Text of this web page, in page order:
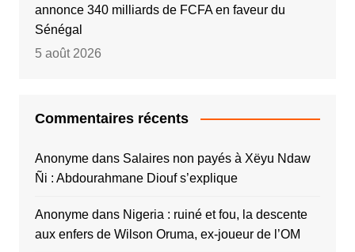
annonce 340 milliards de FCFA en faveur du
Sénégal
5 août 2026
Commentaires récents
Anonymedans Salaires non payés à Xëyu Ndaw
Ñi : Abdourahmane Diouf s’explique
Anonymedans Nigeria : ruiné et fou, la descente
aux enfers de Wilson Oruma, ex-joueur de l’OM